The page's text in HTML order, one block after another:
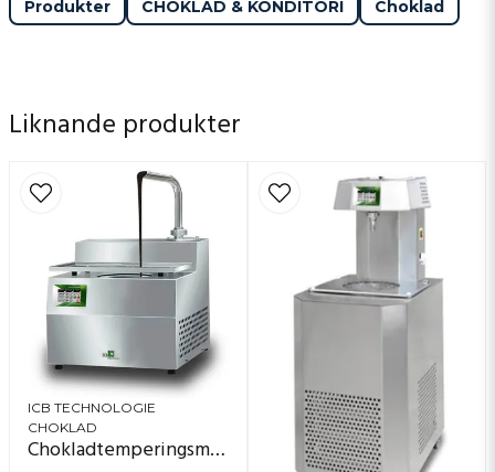
Produkter CHOKLAD & KONDITORI Choklad
Liknande produkter
ICB TECHNOLOGIE
CHOKLAD
Chokladtemperingsmaskin - bordsmodell